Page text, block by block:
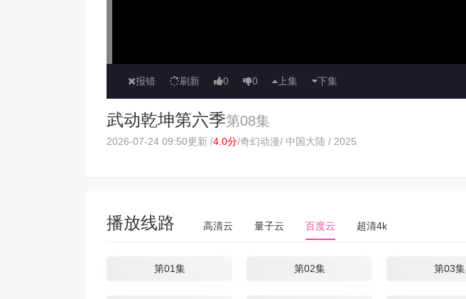
报错 刷新 0 0 上集 下集
武动乾坤第六季第08集
2026-07-24 09:50更新 /4.0分/奇幻动漫/ 中国大陆 / 2025
播放线路 高清云 量子云 百度云 超清4k
第01集 第02集 第03集